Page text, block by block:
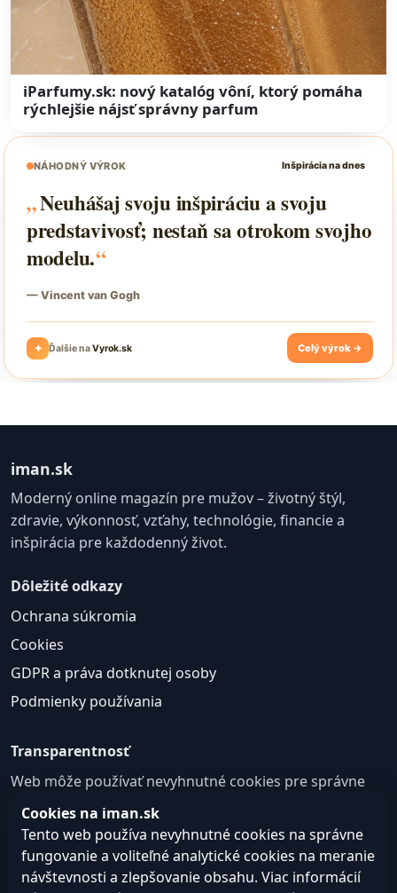
iParfumy.sk: nový katalóg vôní, ktorý pomáha
rýchlejšie nájsť správny parfum
iman.sk
Moderný online magazín pre mužov – životný štýl,
zdravie, výkonnosť, vzťahy, technológie, financie a
inšpirácia pre každodenný život.
Dôležité odkazy
Ochrana súkromia
Cookies
GDPR a práva dotknutej osoby
Podmienky používania
Transparentnosť
Web môže používať nevyhnutné cookies pre správne
fungovanie a voliteľné analytické cookies na
zlepšovanie obsahu a používateľskej skúsenosti.
Nastavenie cookies
Cookies na iman.sk
Tento web používa nevyhnutné cookies na správne
fungovanie a voliteľné analytické cookies na meranie
návštevnosti a zlepšovanie obsahu. Viac informácií